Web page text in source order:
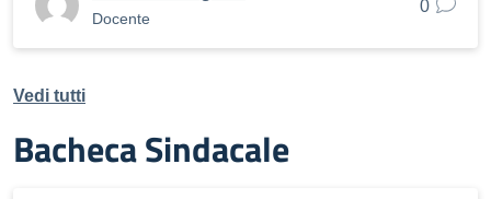
Docente
0
Vedi tutti
Bacheca Sindacale